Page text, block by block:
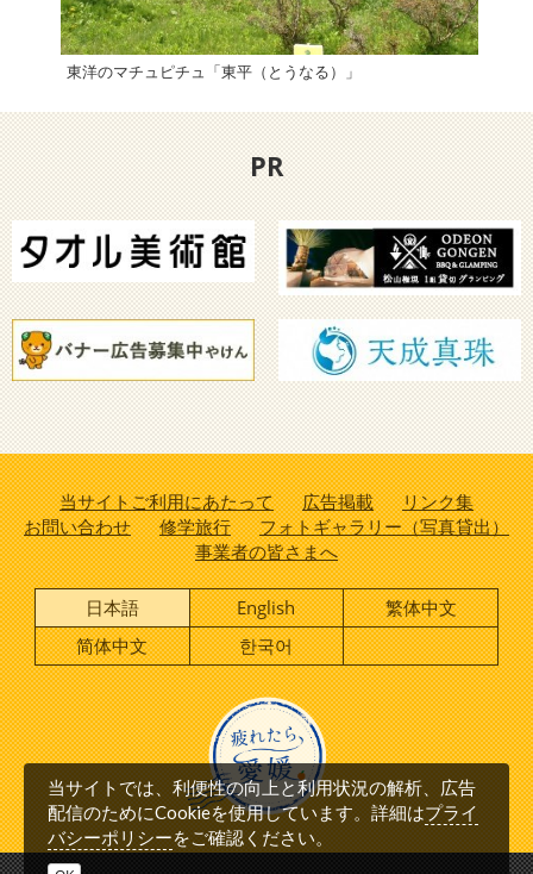
東洋のマチュピチュ「東平（とうなる）」
PR
当サイトご利用にあたって 広告掲載
リンク集
お問い合わせ
修学旅行
フォトギャラリー（写真貸出）
事業者の皆さまへ
日本語 English
繁体中文
简体中文
한국어
当サイトでは、利便性の向上と利用状況の解析、広告
配信のためにCookieを使用しています。詳細はプライ
バシーポリシーをご確認ください。